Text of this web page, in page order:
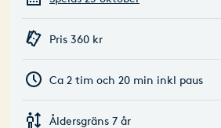
Pris 360 kr
Ca 2 tim och 20 min inkl paus
Åldersgräns 7 år